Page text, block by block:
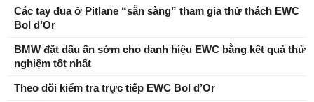
Các tay đua ở Pitlane “sẵn sàng” tham gia thử thách EWC
Bol d’Or
BMW đặt dấu ấn sớm cho danh hiệu EWC bằng kết quả thử
nghiệm tốt nhất
Theo dõi kiểm tra trực tiếp EWC Bol d’Or